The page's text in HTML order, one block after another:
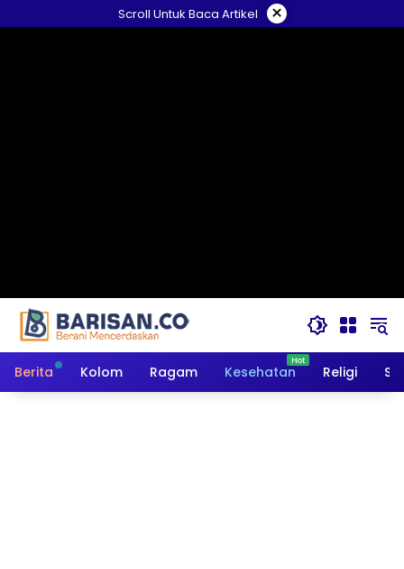
ke
Scroll Untuk Baca Artikel ×
Berita Kolom Ragam Kesehatan Religi